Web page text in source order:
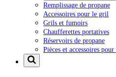
Remplissage de propane
Accessoires pour le gril
Grils et fumoirs
Chaufferettes portatives
Réservoirs de propane
Pièces et accessoires